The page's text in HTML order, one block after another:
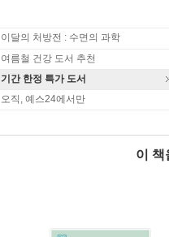
이달의 처방전 : 수면의 과학
여름철 건강 도서 추천
기간 한정 특가 도서
오직, 예스24에서만
이 책